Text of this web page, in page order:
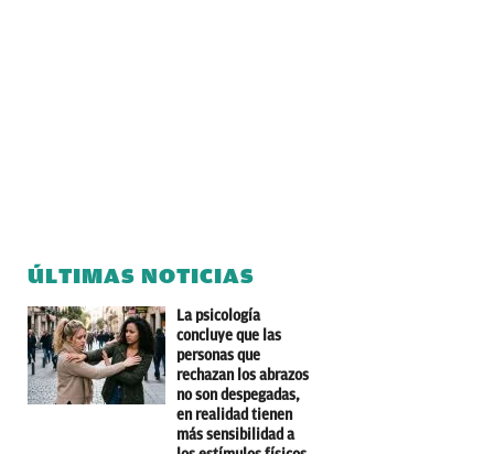
ÚLTIMAS NOTICIAS
La psicología
concluye que las
personas que
rechazan los abrazos
no son despegadas,
en realidad tienen
más sensibilidad a